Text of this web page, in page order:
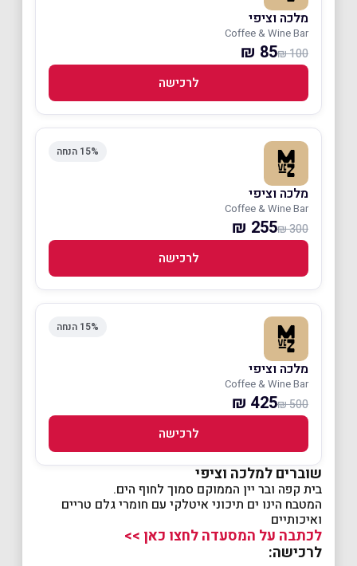
מלכה וציפי
Coffee & Wine Bar
100 ₪
85 ₪
לרכישה
15% הנחה
מלכה וציפי
Coffee & Wine Bar
300 ₪
255 ₪
לרכישה
15% הנחה
מלכה וציפי
Coffee & Wine Bar
500 ₪
425 ₪
לרכישה
שוברים למלכה וציפי
בית קפה ובר יין הממוקם סמוך לחוף הים.
המטבח הינו ים תיכוני איטלקי עם חומרי גלם טריים
ואיכותיים
לכתבה על המסעדה לחצו כאן >>
לרכישה: